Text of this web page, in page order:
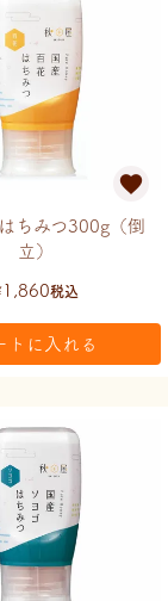
ちみつ300g（倒
立）
1,860税込
トに入れる